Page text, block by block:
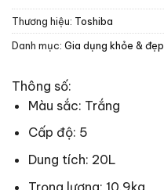
Thương hiệu: Toshiba
Danh mục: Gia dụng khỏe & đẹp
Thông số:
Màu sắc: Trắng
Cấp độ: 5
Dung tích: 20L
Trọng lượng: 10.9kg